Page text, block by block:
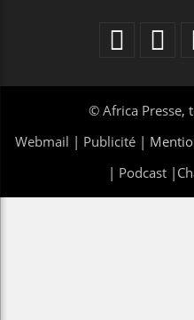
© Africa Presse,
Webmail | Publicité |
| Podcast|